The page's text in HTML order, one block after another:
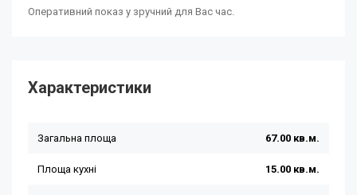
Оперативний показ у зручний для Вас час.
Характеристики